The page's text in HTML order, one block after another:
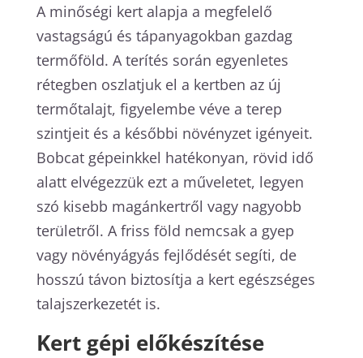
A minőségi kert alapja a megfelelő
vastagságú és tápanyagokban gazdag
termőföld. A terítés során egyenletes
rétegben oszlatjuk el a kertben az új
termőtalajt, figyelembe véve a terep
szintjeit és a későbbi növényzet igényeit.
Bobcat gépeinkkel hatékonyan, rövid idő
alatt elvégezzük ezt a műveletet, legyen
szó kisebb magánkertről vagy nagyobb
területről. A friss föld nemcsak a gyep
vagy növényágyás fejlődését segíti, de
hosszú távon biztosítja a kert egészséges
talajszerkezetét is.
Kert gépi előkészítése